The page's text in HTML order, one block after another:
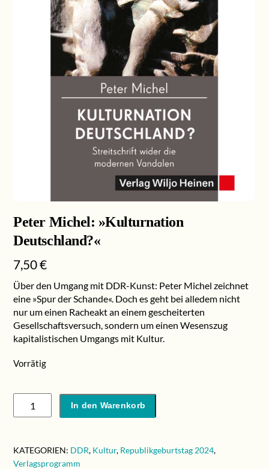
Peter Michel: »Kulturnation
Deutschland?«
7,50€
Über den Umgang mit DDR-Kunst: Peter Michel zeichnet
eine »Spur der Schande«. Doch es geht bei alledem nicht
nur um einen Racheakt an einem gescheiterten
Gesellschaftsversuch, sondern um einen Wesenszug
kapitalistischen Umgangs mit Kultur.
Vorrätig
Michel:
Menge
In den Warenkorb
KATEGORIEN: DDR, Kultur, Republikgeburtstag 2024,
Verlagsprogramm